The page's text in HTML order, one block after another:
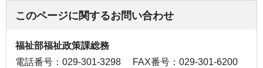
このページに関するお問い合わせ
福祉部福祉政策課総務
電話番号：029-301-3298
FAX番号：029-301-6200